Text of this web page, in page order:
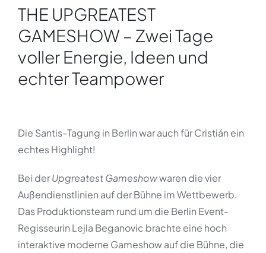
THE UPGREATEST
GAMESHOW – Zwei Tage
voller Energie, Ideen und
echter Teampower
Die Santis-Tagung in Berlin war auch für Cristián ein
echtes Highlight!
Bei derUpgreatest Gameshowwaren die vier
Außendienstlinien auf der Bühne im Wettbewerb.
Das Produktionsteam rund um die Berlin Event-
Regisseurin Lejla Beganovic brachte eine hoch
interaktive moderne Gameshow auf die Bühne, die